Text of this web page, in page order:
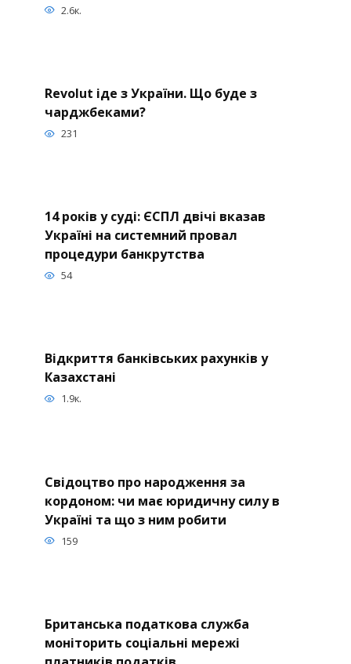
2.6к.
Revolut іде з України. Що буде з
чарджбеками?
231
14 років у суді: ЄСПЛ двічі вказав
Україні на системний провал
процедури банкрутства
54
Відкриття банківських рахунків у
Казахстані
1.9к.
Свідоцтво про народження за
кордоном: чи має юридичну силу в
Україні та що з ним робити
159
Британська податкова служба
моніторить соціальні мережі